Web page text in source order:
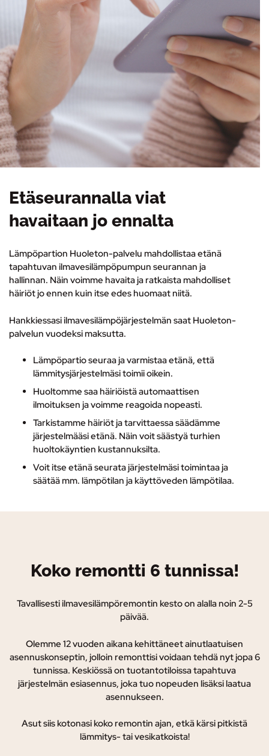
Etäseurannalla viat
havaitaan jo ennalta
Lämpöpartion Huoleton-palvelu mahdollistaa etänä
tapahtuvan ilmavesilämpöpumpun seurannan ja
hallinnan. Näin voimme havaita ja ratkaista mahdolliset
häiriöt jo ennen kuin itse edes huomaat niitä.
Hankkiessasi ilmavesilämpöjärjestelmän saat Huoleton-
palvelun vuodeksi maksutta.
Lämpöpartio seuraa ja varmistaa etänä, että
lämmitysjärjestelmäsi toimii oikein.
Huoltomme saa häiriöistä automaattisen
ilmoituksen ja voimme reagoida nopeasti.
Tarkistamme häiriöt ja tarvittaessa säädämme
järjestelmääsi etänä. Näin voit säästyä turhien
huoltokäyntien kustannuksilta.
Voit itse etänä seurata järjestelmäsi toimintaa ja
säätää mm. lämpötilan ja käyttöveden lämpötilaa.
Koko remontti 6 tunnissa!
Tavallisesti ilmavesilämpöremontin kesto on alalla noin 2-5
päivää.
Olemme 12 vuoden aikana kehittäneet ainutlaatuisen
asennuskonseptin, jolloin remonttisi voidaan tehdä nyt jopa 6
tunnissa. Keskiössä on tuotantotiloissa tapahtuva
järjestelmän esiasennus, joka tuo nopeuden lisäksi laatua
asennukseen.
Asut siis kotonasi koko remontin ajan, etkä kärsi pitkistä
lämmitys- tai vesikatkoista!